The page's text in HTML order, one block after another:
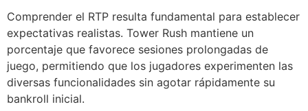
Comprender el RTP resulta fundamental para establecer
expectativas realistas. Tower Rush mantiene un
porcentaje que favorece sesiones prolongadas de
juego, permitiendo que los jugadores experimenten las
diversas funcionalidades sin agotar rápidamente su
bankroll inicial.